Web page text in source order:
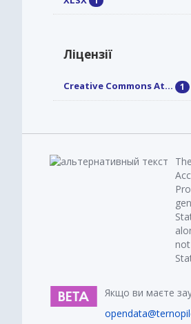
Ліцензії
Creative Commons At... 1
Якщо ви маєте